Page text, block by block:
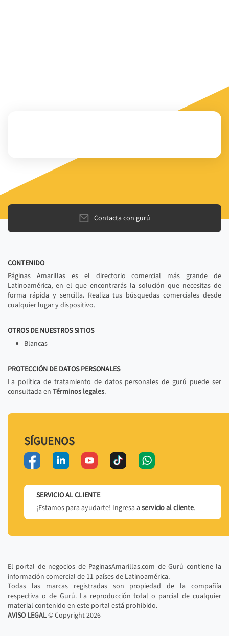
Contacta con gurú
CONTENIDO
Páginas Amarillas es el directorio comercial más grande de
Latinoamérica, en el que encontrarás la solución que necesitas de
forma rápida y sencilla. Realiza tus búsquedas comerciales desde
cualquier lugar y dispositivo.
OTROS DE NUESTROS SITIOS
Blancas
PROTECCIÓN DE DATOS PERSONALES
La política de tratamiento de datos personales de gurú puede ser
consultada en Términos legales.
SÍGUENOS
SERVICIO AL CLIENTE
¡Estamos para ayudarte! Ingresa a servicio al cliente.
El portal de negocios de PaginasAmarillas.com de Gurú contiene la
información comercial de 11 países de Latinoamérica.
Todas las marcas registradas son propiedad de la compañía
respectiva o de Gurú. La reproducción total o parcial de cualquier
material contenido en este portal está prohibido.
AVISO LEGAL© Copyright2026